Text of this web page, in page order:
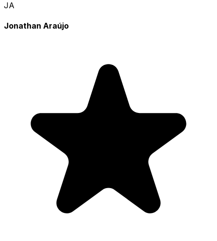
JA
Jonathan Araújo